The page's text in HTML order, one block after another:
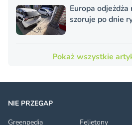
Europa
szoruje po dnie
Pokaż wszystkie
NIE PRZEGAP
Greenpedia
Felietony